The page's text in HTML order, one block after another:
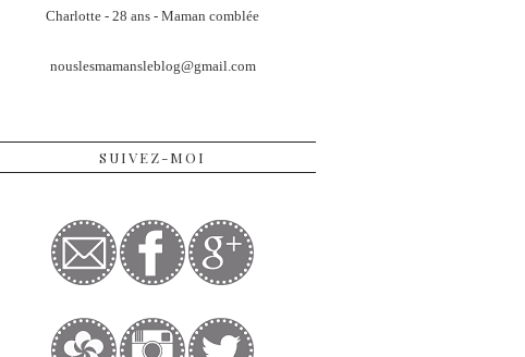
Charlotte - 28 ans - Maman comblée
nouslesmamansleblog@gmail.com
SUIVEZ-MOI